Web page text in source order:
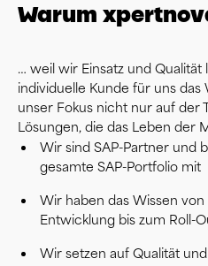
Warum
… weil wir Einsatz und
individuelle Kunde für uns das
unser Fokus nicht nur auf der
Lösungen, die das Leben der
Wir sind SAP-Partner und
gesamte SAP-Portfolio mit
Wir haben das Wissen
Entwicklung bis zum Roll-
Wir setzen auf Qualität